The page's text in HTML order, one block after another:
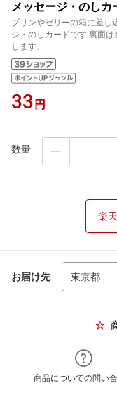
メッセージ・のしカ
プリンやゼリーの箱に差し
ジ・のしカードです 裏面
します。
33 円
数量
楽
お届け先
商品についての問い